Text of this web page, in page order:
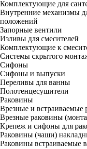
Комплектующие для
Внутренние механизмы
положений
Запорные вентили
Изливы для смесителей
Комплектующие к
Системы скрытого
Сифоны
Сифоны и выпуски
Переливы для ванны
Полотенцесушители
Раковины
Врезные и встраиваемые
Врезные раковины
Крепеж и сифоны для
Раковины (чаши)
Раковины встраиваемые